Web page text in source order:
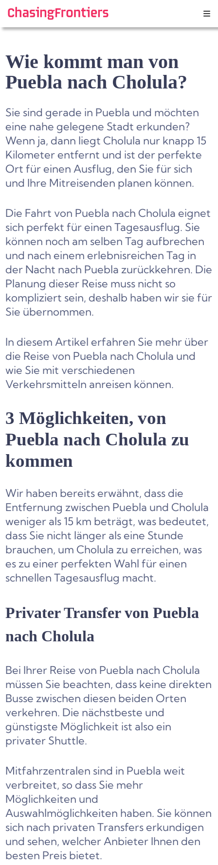
content
Wie kommt man von
Puebla nach Cholula?
Sie sind gerade in Puebla und möchten
eine nahe gelegene Stadt erkunden?
Wenn ja, dann liegt Cholula nur knapp 15
Kilometer entfernt und ist der perfekte
Ort für einen Ausflug, den Sie für sich
und Ihre Mitreisenden planen können.
Die Fahrt von Puebla nach Cholula eignet
sich perfekt für einen Tagesausflug. Sie
können noch am selben Tag aufbrechen
und nach einem erlebnisreichen Tag in
der Nacht nach Puebla zurückkehren. Die
Planung dieser Reise muss nicht so
kompliziert sein, deshalb haben wir sie für
Sie übernommen.
In diesem Artikel erfahren Sie mehr über
die Reise von Puebla nach Cholula und
wie Sie mit verschiedenen
Verkehrsmitteln anreisen können.
3 Möglichkeiten, von
Puebla nach Cholula zu
kommen
Wir haben bereits erwähnt, dass die
Entfernung zwischen Puebla und Cholula
weniger als 15 km beträgt, was bedeutet,
dass Sie nicht länger als eine Stunde
brauchen, um Cholula zu erreichen, was
es zu einer perfekten Wahl für einen
schnellen Tagesausflug macht.
Privater Transfer von Puebla
nach Cholula
Bei Ihrer Reise von Puebla nach Cholula
müssen Sie beachten, dass keine direkten
Busse zwischen diesen beiden Orten
verkehren. Die nächstbeste und
günstigste Möglichkeit ist also ein
privater Shuttle.
Mitfahrzentralen sind in Puebla weit
verbreitet, so dass Sie mehr
Möglichkeiten und
Auswahlmöglichkeiten haben. Sie können
sich nach privaten Transfers erkundigen
und sehen, welcher Anbieter Ihnen den
besten Preis bietet.